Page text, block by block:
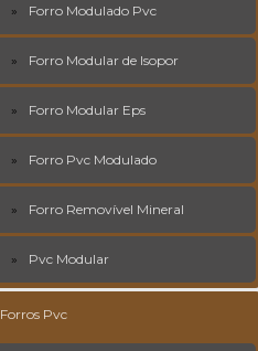
Forro Modulado Pvc
Forro Modular de Isopor
Forro Modular Eps
Forro Pvc Modulado
Forro Removível Mineral
Pvc Modular
Forros Pvc